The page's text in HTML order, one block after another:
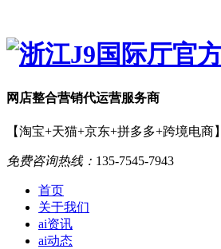
网店整合营销代运营服务商
【淘宝+天猫+京东+拼多多+跨境电商】
免费咨询热线： 135-7545-7943
首页
关于我们
ai资讯
ai动态